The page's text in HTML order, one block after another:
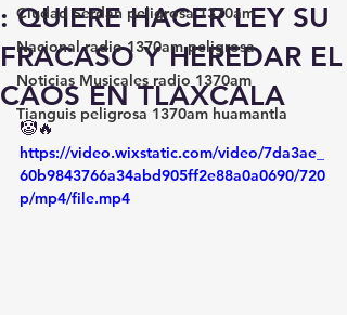
Ciudad Serdán peligrosa 1370am
Nacional radio 1370am peligrosa
Noticias Musicales radio 1370am
Tianguis peligrosa 1370am huamantla
: QUIERE HACER LEY SU
FRACASO Y HEREDAR EL
CAOS EN TLAXCALA
🤡🔥
https://video.wixstatic.com/video/7da3ae_
60b9843766a34abd905ff2e88a0a0690/720
p/mp4/file.mp4